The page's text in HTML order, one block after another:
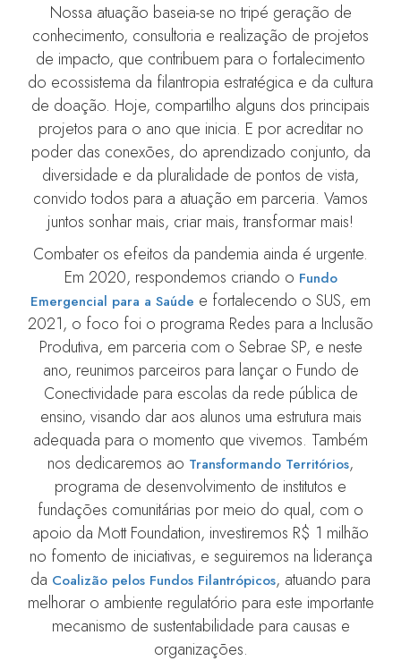
Nossa atuação baseia-se no tripé geração de
conhecimento, consultoria e realização de projetos
de impacto, que contribuem para o fortalecimento
do ecossistema da filantropia estratégica e da cultura
de doação. Hoje, compartilho alguns dos principais
projetos para o ano que inicia. E por acreditar no
poder das conexões, do aprendizado conjunto, da
diversidade e da pluralidade de pontos de vista,
convido todos para a atuação em parceria. Vamos
juntos sonhar mais, criar mais, transformar mais!
Combater os efeitos da pandemia ainda é urgente.
Em 2020, respondemos criando o Fundo
Emergencial para a Saúde e fortalecendo o SUS, em
2021, o foco foi o programa Redes para a Inclusão
Produtiva, em parceria com o Sebrae SP, e neste
ano, reunimos parceiros para lançar o Fundo de
Conectividade para escolas da rede pública de
ensino, visando dar aos alunos uma estrutura mais
adequada para o momento que vivemos. Também
nos dedicaremos ao Transformando Territórios,
programa de desenvolvimento de institutos e
fundações comunitárias por meio do qual, com o
apoio da Mott Foundation, investiremos R$ 1 milhão
no fomento de iniciativas, e seguiremos na liderança
da Coalizão pelos Fundos Filantrópicos, atuando para
melhorar o ambiente regulatório para este importante
mecanismo de sustentabilidade para causas e
organizações.